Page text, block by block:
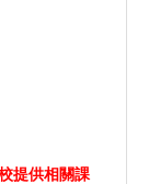
提供相關課